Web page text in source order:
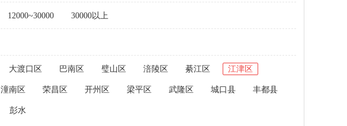
12000~30000 30000以上
大渡口区 巴南区 璧山区 涪陵区 綦江区 江津区
潼南区 荣昌区 开州区 梁平区 武隆区 城口县 丰都县
彭水